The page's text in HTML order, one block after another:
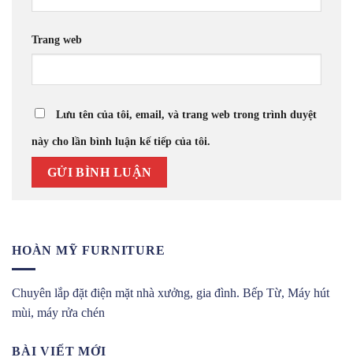
Trang web
Lưu tên của tôi, email, và trang web trong trình duyệt
này cho lần bình luận kế tiếp của tôi.
HOÀN MỸ FURNITURE
Chuyên lắp đặt điện mặt nhà xưởng, gia đình. Bếp Từ, Máy hút
mùi, máy rửa chén
BÀI VIẾT MỚI